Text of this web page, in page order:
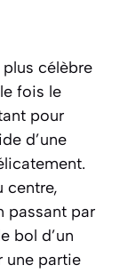
célèbre
fois le
pour
d’une
centre,
passant par
bol d’un
une partie